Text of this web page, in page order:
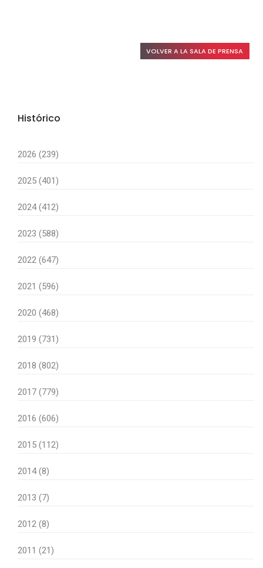
VOLVER A LA SALA DE PRENSA
Histórico
2026 (239)
2025 (401)
2024 (412)
2023 (588)
2022 (647)
2021 (596)
2020 (468)
2019 (731)
2018 (802)
2017 (779)
2016 (606)
2015 (112)
2014 (8)
2013 (7)
2012 (8)
2011 (21)